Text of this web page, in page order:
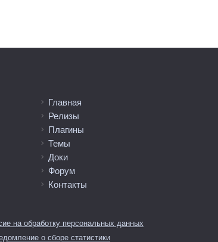
Главная
Релизы
Плагины
Темы
Доки
Форум
Контакты
на обработку персональных данных
о сборе статистики